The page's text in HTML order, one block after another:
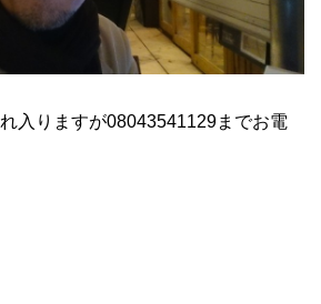
入りますが08043541129までお電